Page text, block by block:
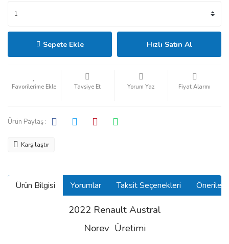
Sepete Ekle Hızlı Satın Al
Tavsiye Et Yorum Yaz Fiyat Alarmı
Ürün Paylaş :
Karşılaştır
Ürün Bilgisi Yorumlar Taksit Seçenekleri
2022 Renault Austral
Norev Üretimi